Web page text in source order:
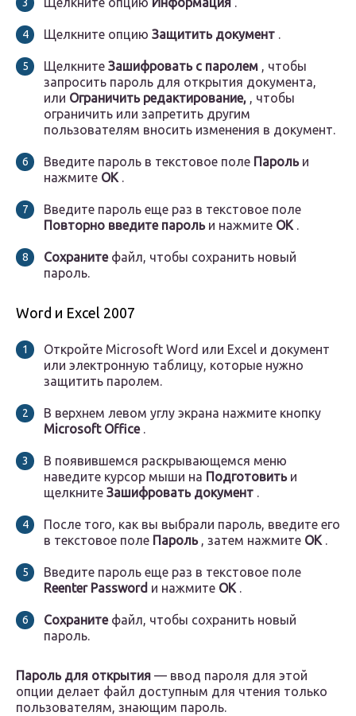
Щелкните опцию Защитить документ .
Щелкните Зашифровать с паролем , чтобы
запросить пароль для открытия документа,
или Ограничить редактирование, , чтобы
ограничить или запретить другим
пользователям вносить изменения в документ.
Введите пароль в текстовое поле Пароль и
нажмите ОК .
Введите пароль еще раз в текстовое поле
Повторно введите пароль и нажмите ОК .
Сохраните файл, чтобы сохранить новый
пароль.
Word и Excel 2007
Откройте Microsoft Word или Excel и документ
или электронную таблицу, которые нужно
защитить паролем.
В верхнем левом углу экрана нажмите кнопку
Microsoft Office .
В появившемся раскрывающемся меню
наведите курсор мыши на Подготовить и
щелкните Зашифровать документ .
После того, как вы выбрали пароль, введите его
в текстовое поле Пароль , затем нажмите ОК .
Введите пароль еще раз в текстовое поле
Reenter Password и нажмите OK .
Сохраните файл, чтобы сохранить новый
пароль.
Пароль для открытия — ввод пароля для этой
опции делает файл доступным для чтения только
пользователям, знающим пароль.